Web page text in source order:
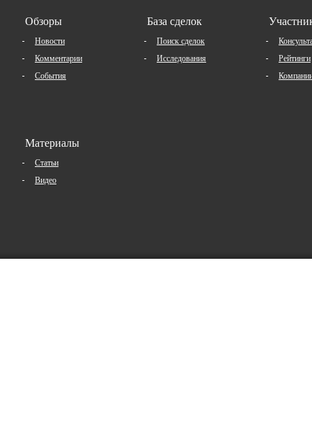
Обзоры
Новости
Комментарии
События
База сделок
Поиск сделок
Исследования
Рейтинги
Материалы
Статьи
Видео